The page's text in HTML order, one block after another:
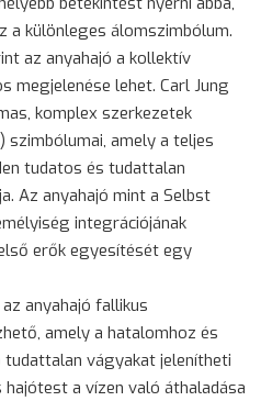
a különleges álomszimbólum.
az anyahajó a kollektív
megjelenése lehet. Carl Jung
komplex szerkezetek
szimbólumai, amely a teljes
tudatos és tudattalan
Az anyahajó mint a Selbst
integrációjának
erők egyesítését egy
az anyahajó fallikus
amely a hatalomhoz és
tudattalan vágyakat jelenítheti
a vízen való áthaladása